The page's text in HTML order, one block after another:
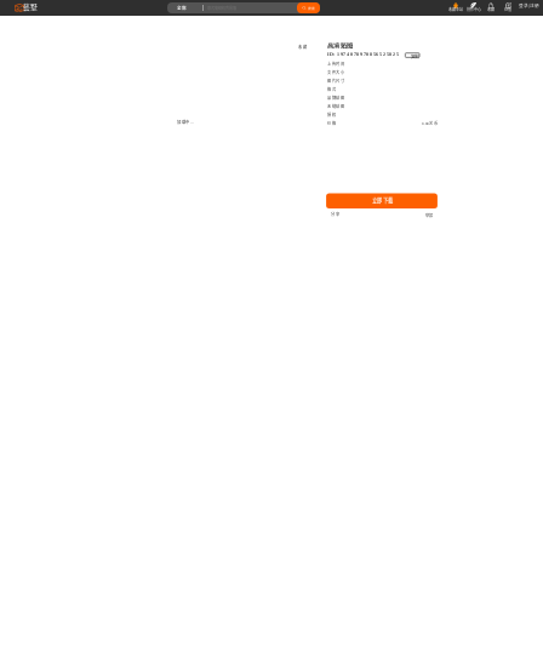
藝墅 全部 搜索 收藏本站 创作中心 收藏 充值
登录 |注册
加载中...
收藏 高清贴图
ID: 1974078970856525825 复制
上传时间
文件大小
图片尺寸
格式
品牌贴图
无缝贴图
授权
价格 0.00艺币
立即下载
分享 举报